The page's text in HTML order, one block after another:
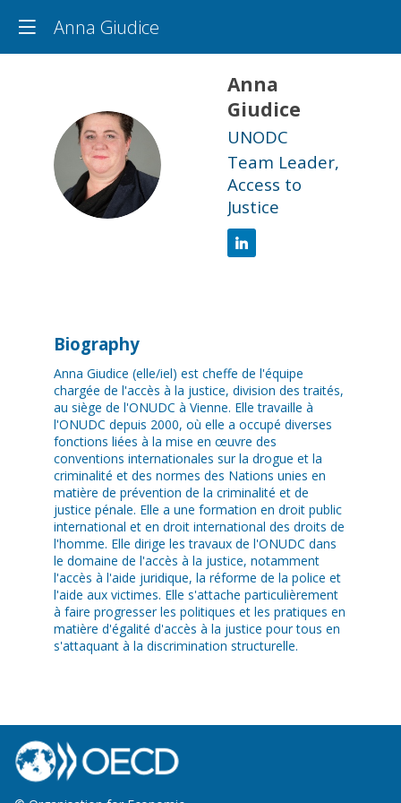
Anna Giudice
AG
Anna
Giudice
UNODC
Team Leader,
Access to
Justice
Biography
Anna Giudice (elle/iel) est cheffe de l'équipe
chargée de l'accès à la justice, division des traités,
au siège de l'ONUDC à Vienne. Elle travaille à
l'ONUDC depuis 2000, où elle a occupé diverses
fonctions liées à la mise en œuvre des
conventions internationales sur la drogue et la
criminalité et des normes des Nations unies en
matière de prévention de la criminalité et de
justice pénale. Elle a une formation en droit public
international et en droit international des droits de
l'homme. Elle dirige les travaux de l'ONUDC dans
le domaine de l'accès à la justice, notamment
l'accès à l'aide juridique, la réforme de la police et
l'aide aux victimes. Elle s'attache particulièrement
à faire progresser les politiques et les pratiques en
matière d'égalité d'accès à la justice pour tous en
s'attaquant à la discrimination structurelle.